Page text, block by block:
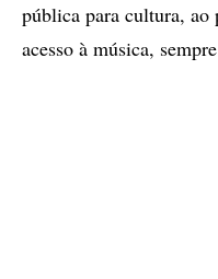
pública para cultura, ao
acesso à música,